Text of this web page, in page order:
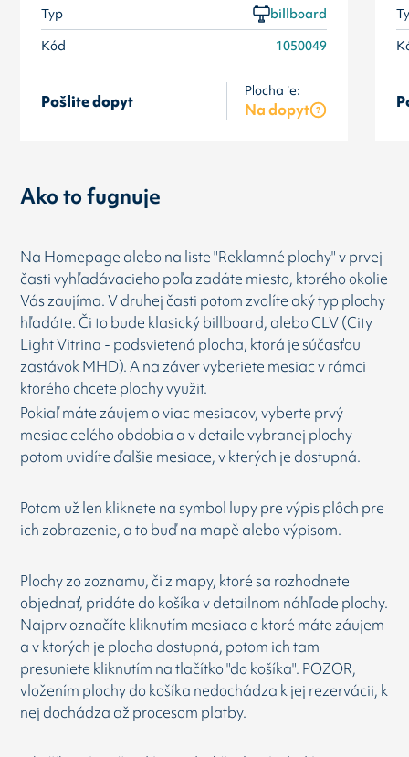
Typ
billboard
Kód
1050049
Pošlite dopyt
Plocha je:
Na dopyt
Ako to fugnuje
Na Homepage alebo na liste "Reklamné plochy" v prvej
časti vyhľadávacieho poľa zadáte miesto, ktorého okolie
Vás zaujíma. V druhej časti potom zvolíte aký typ plochy
hľadáte. Či to bude klasický billboard, alebo CLV (City
Light Vitrina - podsvietená plocha, ktorá je súčasťou
zastávok MHD). A na záver vyberiete mesiac v rámci
ktorého chcete plochy využit.
Pokiaľ máte záujem o viac mesiacov, vyberte prvý
mesiac celého obdobia a v detaile vybranej plochy
potom uvidíte ďalšie mesiace, v kterých je dostupná.
Potom už len kliknete na symbol lupy pre výpis plôch pre
ich zobrazenie, a to buď na mapě alebo výpisom.
Plochy zo zoznamu, či z mapy, ktoré sa rozhodnete
objednať, pridáte do košíka v detailnom náhľade plochy.
Najprv označíte kliknutím mesiaca o ktoré máte záujem
a v ktorých je plocha dostupná, potom ich tam
presuniete kliknutím na tlačítko "do košíka". POZOR,
vložením plochy do košíka nedochádza k jej rezervácii, k
nej dochádza až procesom platby.